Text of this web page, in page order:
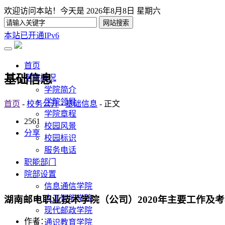
欢迎访问本站！今天是 2026年8月8日 星期六
本站已开通IPv6
首页
学院概况
学院简介
学院领导
学院章程
校园风景
校园标识
服务电话
职能部门
院部设置
信息通信学院
人工智能学院
现代邮政学院
通识教育学院
基础信息
首页 - 校务公开-基础信息 - 正文
2561
分享
湖南邮电职业技术学院（公司）2020年主要工作及
作者：